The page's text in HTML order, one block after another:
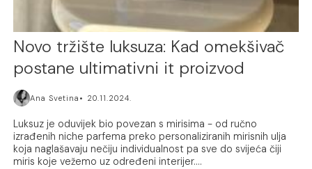
Novo tržište luksuza: Kad omekšivač
postane ultimativni it proizvod
Ana Svetina 20.11.2024.
Luksuz je oduvijek bio povezan s mirisima - od ručno
izrađenih niche parfema preko personaliziranih mirisnih ulja
koja naglašavaju nečiju individualnost pa sve do svijeća čiji
miris koje vežemo uz određeni interijer....